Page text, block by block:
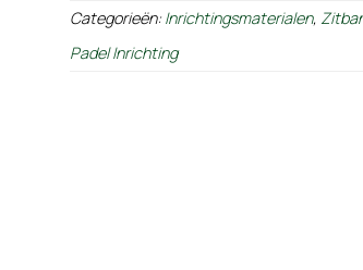
Categorieën:Inrichtingsmaterialen,
Padel Inrichting